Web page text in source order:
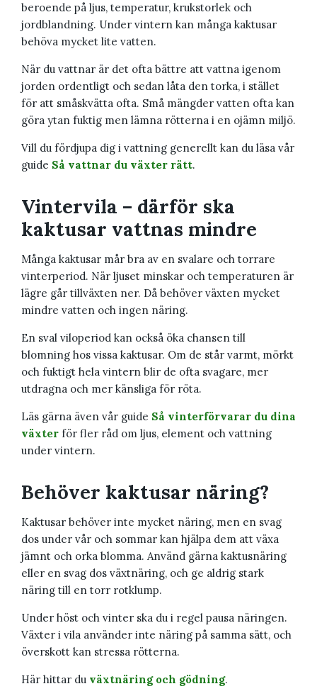
beroende på ljus, temperatur, krukstorlek och
jordblandning. Under vintern kan många kaktusar
behöva mycket lite vatten.
När du vattnar är det ofta bättre att vattna igenom
jorden ordentligt och sedan låta den torka, i stället
för att småskvätta ofta. Små mängder vatten ofta kan
göra ytan fuktig men lämna rötterna i en ojämn miljö.
Vill du fördjupa dig i vattning generellt kan du läsa vår
guide Så vattnar du växter rätt.
Vintervila – därför ska
kaktusar vattnas mindre
Många kaktusar mår bra av en svalare och torrare
vinterperiod. När ljuset minskar och temperaturen är
lägre går tillväxten ner. Då behöver växten mycket
mindre vatten och ingen näring.
En sval viloperiod kan också öka chansen till
blomning hos vissa kaktusar. Om de står varmt, mörkt
och fuktigt hela vintern blir de ofta svagare, mer
utdragna och mer känsliga för röta.
Läs gärna även vår guide Så vinterförvarar du dina
växter för fler råd om ljus, element och vattning
under vintern.
Behöver kaktusar näring?
Kaktusar behöver inte mycket näring, men en svag
dos under vår och sommar kan hjälpa dem att växa
jämnt och orka blomma. Använd gärna kaktusnäring
eller en svag dos växtnäring, och ge aldrig stark
näring till en torr rotklump.
Under höst och vinter ska du i regel pausa näringen.
Växter i vila använder inte näring på samma sätt, och
överskott kan stressa rötterna.
Här hittar du växtnäring och gödning.